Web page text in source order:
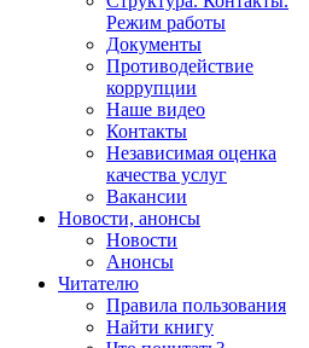
Режим работы
Документы
Противодействие
коррупции
Наше видео
Контакты
Независимая оценка
качества услуг
Вакансии
Новости, анонсы
Новости
Анонсы
Читателю
Правила пользования
Найти книгу